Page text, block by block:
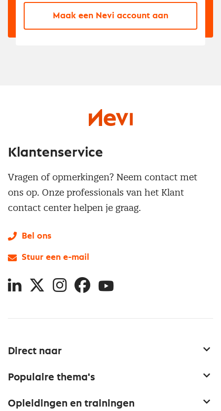
Maak een Nevi account aan
Direct naar
Netwerk en communities
Populaire thema's
Opleidingen en trainingen
Klantenservice
Vragen of opmerkingen? Neem contact met
ons op. Onze professionals van het Klant
contact center helpen je graag.
Bel ons
Stuur een e-mail
LinkedIn
X InstagramFacebookYouTube